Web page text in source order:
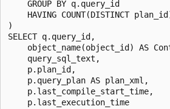
    GROUP BY q.query_id
HAVING COUNT(DISTINCT
)
SELECT q.query_id,
object_name(object_id) AS
    query_sql_text,
    p.plan_id,
    p.query_plan AS plan_xml,
    p.last_compile_start_time,
    p.last_execution_time